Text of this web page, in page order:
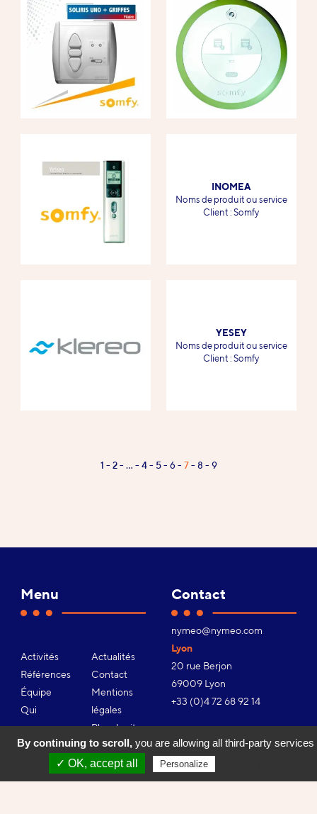
INOMEA
-Noms de produit ou service
-
Client : Somfy
YESEY
-Noms de produit ou service
-
Client : Somfy
1 2 … 4 5 6 7 8 9
Menu
Activités
Références
Équipe
Qui
sommes-
nous ?
approche
Actualités
Contact
Mentions
légales
Plan du site
Gestion des
cookies
Contact
Adresse
e-
mail :
nymeo@nymeo.com
Lyon
20 rue Berjon
69009 Lyon
Téléphone :
+33 (0)4 72 68 92 14
YoutubeFacebook
By continuing to scroll, you are allowing all third-party services
✓ OK, accept all
Personalize